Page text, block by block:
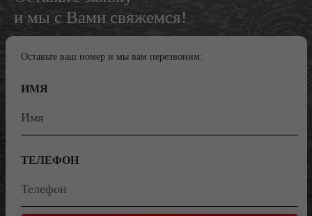
и мы с Вами свяжемся!
Оставьте ваш номер и мы вам перезвоним:
ИМЯ
ТЕЛЕФОН